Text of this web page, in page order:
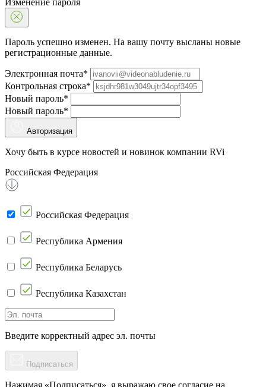
Пароль успешно изменен. На вашу почту высланы новые
регистрационные данные.
Электронная почта*
Контрольная строка*
Новый пароль*
Новый пароль*
Авторизация
Хочу быть в курсе новостей и новинок компании RVi
Российская Федерация
Российская Федерация
Республика Армения
Республика Беларусь
Республика Казахстан
Введите корректный адрес эл. почты
Подписаться
Нажимая «Подписаться», я выражаю свое согласие на